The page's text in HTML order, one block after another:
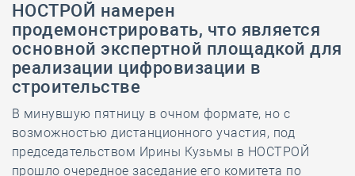
НОСТРОЙ намерен
продемонстрировать, что является
основной экспертной площадкой для
реализации цифровизации в
строительстве
В минувшую пятницу в очном формате, но с
возможностью дистанционного участия, под
председательством Ирины Кузьмы в НОСТРОЙ
прошло очередное заседание его комитета по